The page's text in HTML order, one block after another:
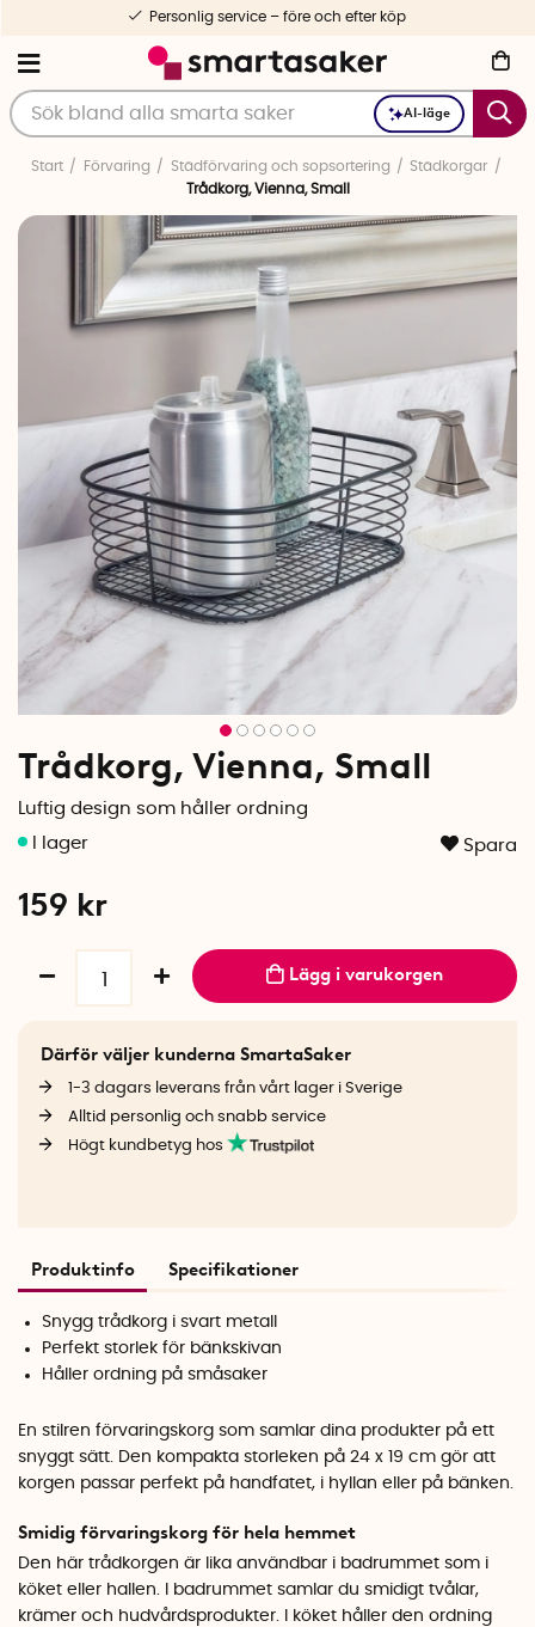
AI-läge
Personlig service – före och efter köp
Start Förvaring Städförvaring och sopsortering
Städkorgar
Trådkorg, Vienna, Small
Trådkorg, Vienna, Small
Luftig design som håller ordning
Spara
159 kr
Lägg i varukorgen
Därför väljer kunderna SmartaSaker
1-3 dagars leverans från vårt lager i Sverige
Alltid personlig och snabb service
Högt kundbetyg hos
Produktinfo Specifikationer
Snygg trådkorg i svart metall
Perfekt storlek för bänkskivan
Håller ordning på småsaker
En stilren förvaringskorg som samlar dina produkter på ett
snyggt sätt. Den kompakta storleken på 24 x 19 cm gör att
korgen passar perfekt på handfatet, i hyllan eller på bänken.
Smidig förvaringskorg för hela hemmet
Den här trådkorgen är lika användbar i badrummet som i
köket eller hallen. I badrummet samlar du smidigt tvålar,
krämer och hudvårdsprodukter. I köket håller den ordning